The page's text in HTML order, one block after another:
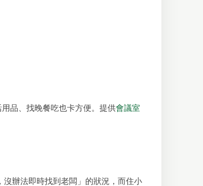
品、找晚餐吃也卡方便。提供會議室
辦法即時找到老闆」的狀況，而住小